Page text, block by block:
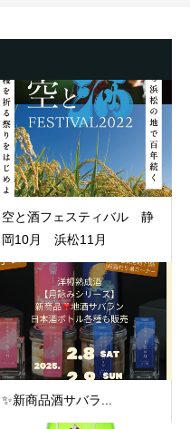
空と酒フェスティバル 静
岡10月 浜松11月
✨️新商品酒サバラ...